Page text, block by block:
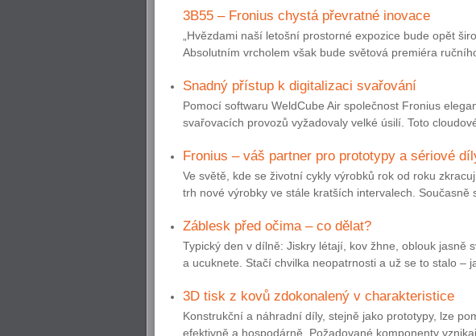
3B55 – Fronius chystá převratné inovace
„Hvězdami naší letošní prostorné expozice bude opět
Absolutním vrcholem však bude světová premiéra
Snadný přístup k digitalizaci svařování
Pomocí softwaru WeldCube Air společnost Fronius
svařovacích provozů vyžadovaly velké úsilí. Toto
Fronius – váš partner pro prototypy a sériové
Ve světě, kde se životní cykly výrobků rok od roku
trh nové výrobky ve stále kratších intervalech. Současně
Záblesk před očima – co dělat?
Typický den v dílně: Jiskry létají, kov žhne, oblouk
a ucuknete. Stačí chvilka neopatrnosti a už se to stalo –
3D tisk z kovů zdokonalený v charakteristice
Konstrukční a náhradní díly, stejně jako prototypy, lze
efektivně a hospodárně. Požadované komponenty